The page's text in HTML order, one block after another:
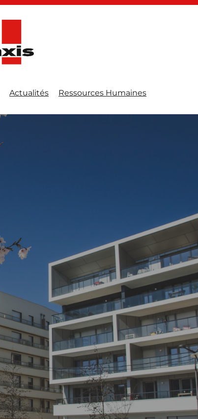
Actualités Ressources Humaines